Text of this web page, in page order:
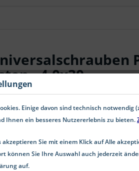
- 4,0x30
Einige davon sind technisch
Ihnen ein besseres Nutzererlebnis zu bieten.
akzeptieren Sie mit einem Klick auf Alle
können Sie Ihre Auswahl auch jederzeit
auf.